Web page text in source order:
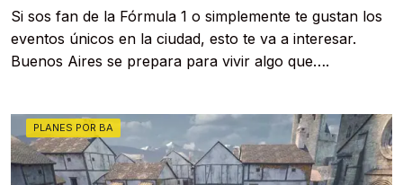
Si sos fan de la Fórmula 1 o simplemente te gustan los
eventos únicos en la ciudad, esto te va a interesar.
Buenos Aires se prepara para vivir algo que….
PLANES POR BA